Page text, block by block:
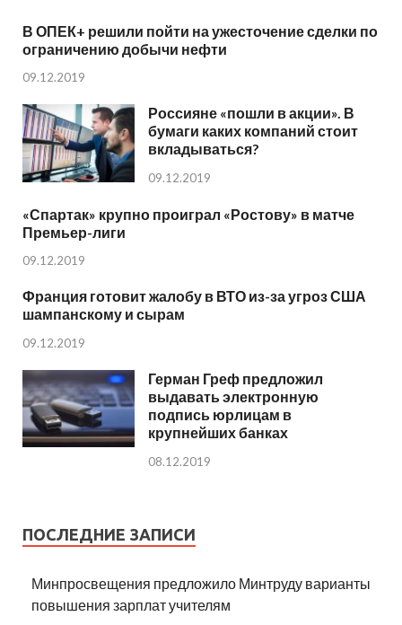
В ОПЕК+ решили пойти на ужесточение сделки по
ограничению добычи нефти
09.12.2019
Россияне «пошли в акции». В
бумаги каких компаний стоит
вкладываться?
09.12.2019
«Спартак» крупно проиграл «Ростову» в матче
Премьер-лиги
09.12.2019
Франция готовит жалобу в ВТО из-за угроз США
шампанскому и сырам
09.12.2019
Герман Греф предложил
выдавать электронную
подпись юрлицам в
крупнейших банках
08.12.2019
ПОСЛЕДНИЕ ЗАПИСИ
Минпросвещения предложило Минтруду варианты
повышения зарплат учителям